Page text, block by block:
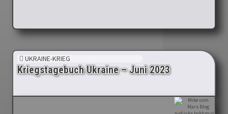
UKRAINE-KRIEG
Kriegstagebuch Ukraine – Juni 2023